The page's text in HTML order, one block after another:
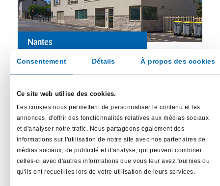
Consentement Détails À propos des cookies
Ce site web utilise des cookies.
Les cookies nous permettent de personnaliser le contenu et les
annonces, d'offrir des fonctionnalités relatives aux médias sociaux
et d'analyser notre trafic. Nous partageons également des
informations sur l'utilisation de notre site avec nos partenaires de
médias sociaux, de publicité et d'analyse, qui peuvent combiner
celles-ci avec d'autres informations que vous leur avez fournies ou
qu'ils ont recueillies lors de votre utilisation de leurs services.
Nantes
du T1bis au T4
En savoir plus...